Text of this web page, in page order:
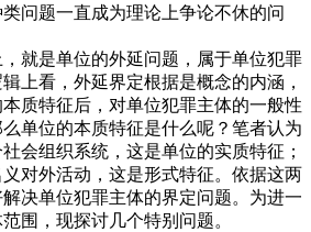
问题一直成为理论上争论不休的问
是单位的外延问题，属于单位犯罪
上看，外延界定根据是概念的内涵，
质特征后，对单位犯罪主体的一般性
单位的本质特征是什么呢？笔者认为
会组织系统，这是单位的实质特征；
对外活动，这是形式特征。依据这两
决单位犯罪主体的界定问题。为进一
围，现探讨几个特别问题。